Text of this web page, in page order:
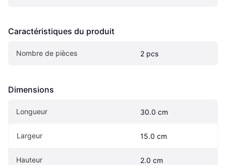
Caractéristiques du produit
Nombre de pièces 2 pcs
Dimensions
Longueur 30.0 cm
Largeur 15.0 cm
Hauteur 2.0 cm